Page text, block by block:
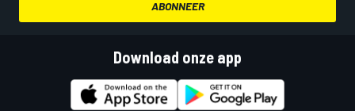
ABONNEER
Download onze app